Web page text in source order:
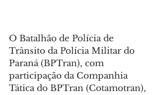
O Batalhão de Polícia de
Trânsito da Polícia Militar do
Paraná (BPTran), com
participação da Companhia
Tática do BPTran (Cotamotran),